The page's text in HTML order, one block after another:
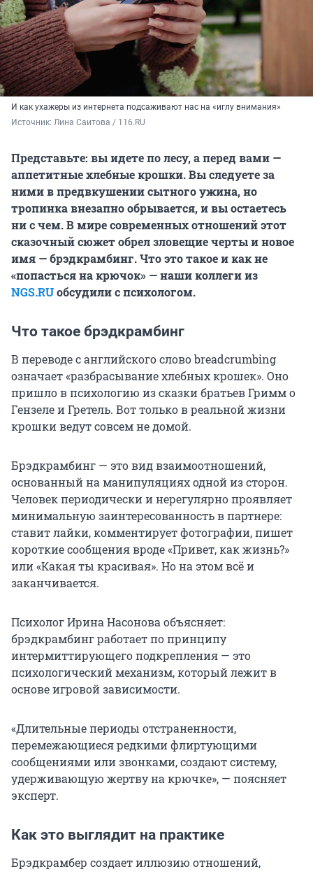
И как ухажеры из интернета подсаживают нас на «иглу внимания»
Источник: Лина Саитова / 116.RU
Представьте: вы идете по лесу, а перед вами —
аппетитные хлебные крошки. Вы следуете за
ними в предвкушении сытного ужина, но
тропинка внезапно обрывается, и вы остаетесь
ни с чем. В мире современных отношений этот
сказочный сюжет обрел зловещие черты и новое
имя — брэдкрамбинг. Что это такое и как не
«попасться на крючок» — наши коллеги из
NGS.RUобсудили с психологом.
Что такое брэдкрамбинг
В переводе с английского слово breadcrumbing
означает «разбрасывание хлебных крошек». Оно
пришло в психологию из сказки братьев Гримм о
Гензеле и Гретель. Вот только в реальной жизни
крошки ведут совсем не домой.
Брэдкрамбинг — это вид взаимоотношений,
основанный на манипуляциях одной из сторон.
Человек периодически и нерегулярно проявляет
минимальную заинтересованность в партнере:
ставит лайки, комментирует фотографии, пишет
короткие сообщения вроде «Привет, как жизнь?»
или «Какая ты красивая». Но на этом всё и
заканчивается.
Психолог Ирина Насонова объясняет:
брэдкрамбинг работает по принципу
интермиттирующего подкрепления — это
психологический механизм, который лежит в
основе игровой зависимости.
«Длительные периоды отстраненности,
перемежающиеся редкими флиртующими
сообщениями или звонками, создают систему,
удерживающую жертву на крючке», — поясняет
эксперт.
Как это выглядит на практике
Брэдкрамбер создает иллюзию отношений,